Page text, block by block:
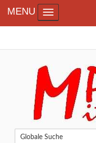
MENU Toggle navigation